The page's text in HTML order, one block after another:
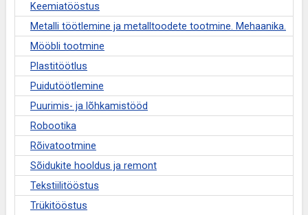
Keemiatööstus
Metalli töötlemine ja metalltoodete tootmine. Mehaanika.
Mööbli tootmine
Plastitöötlus
Puidutöötlemine
Puurimis- ja lõhkamistööd
Robootika
Rõivatootmine
Sõidukite hooldus ja remont
Tekstiilitööstus
Trükitööstus